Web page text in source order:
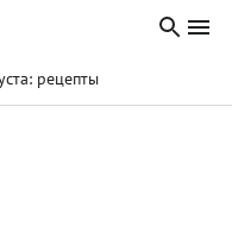
рецепты